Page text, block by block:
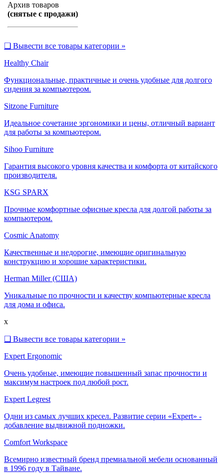
Архив товаров
(снятые с продажи)
❑ Вывести все товары категории »
Healthy Chair
Функциональные, практичные и очень удобные для долгого
сидения за компьютером.
Sitzone Furniture
Идеальное сочетание эргономики и цены, отличный вариант
для работы за компьютером.
Sihoo Furniture
Гарантия высокого уровня качества и комфорта от китайского
производителя.
KSG SPARX
Прочные комфортные офисные кресла для долгой работы за
компьютером.
Cosmic Anatomy
Качественные и недорогие, имеющие оригинальную
конструкцию и хорошие характеристики.
Herman Miller (США)
Уникальные по прочности и качеству компьютерные кресла
для дома и офиса.
x
❑ Вывести все товары категории »
Expert Ergonomic
Очень удобные, имеющие повышенный запас прочности и
максимум настроек под любой рост.
Expert Legrest
Одни из самых лучших кресел. Развитие серии «Expert» -
добавление выдвижной подножки.
Comfort Workspace
Всемирно известный бренд премиальной мебели основанный
в 1996 году в Тайване.